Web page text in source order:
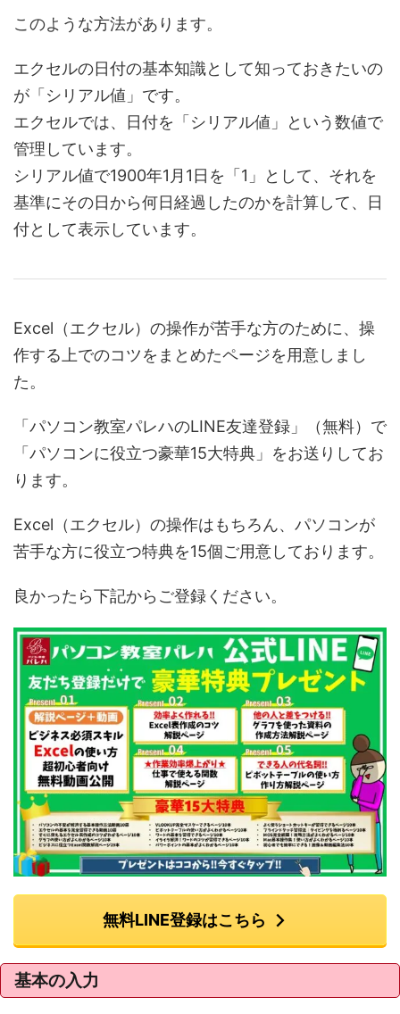
このような方法があります。
エクセルの日付の基本知識として知っておきたいの
が「シリアル値」です。
エクセルでは、日付を「シリアル値」という数値で
管理しています。
シリアル値で1900年1月1日を「1」として、それを
基準にその日から何日経過したのかを計算して、日
付として表示しています。
Excel（エクセル）の操作が苦手な方のために、操
作する上でのコツをまとめたページを用意しまし
た。
「パソコン教室パレハのLINE友達登録」（無料）で
「パソコンに役立つ豪華15大特典」をお送りしてお
ります。
Excel（エクセル）の操作はもちろん、パソコンが
苦手な方に役立つ特典を15個ご用意しております。
良かったら下記からご登録ください。
無料LINE登録はこちら
基本の入力